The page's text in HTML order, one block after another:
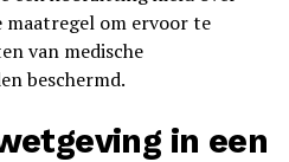
maatregel om ervoor te
van medische
beschermd.
in een